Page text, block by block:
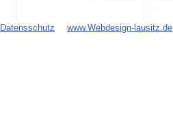
Datensschutz www.Webdesign-lausitz.de